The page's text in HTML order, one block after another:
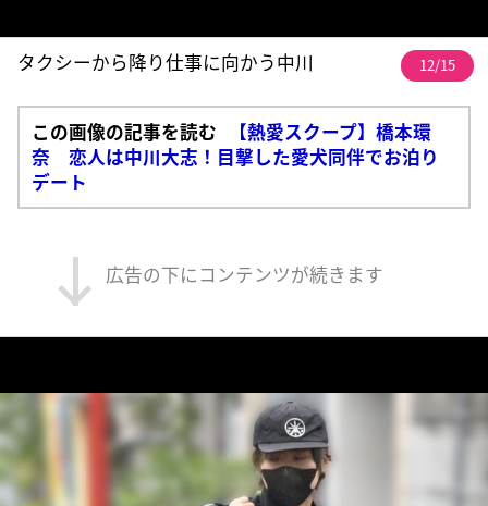
タクシーから降り仕事に向かう中川 12/15
この画像の記事を読む
【熱愛スクープ】橋本環
奈 恋人は中川大志！目撃した愛犬同伴でお泊り
デート
広告の下にコンテンツが続きます